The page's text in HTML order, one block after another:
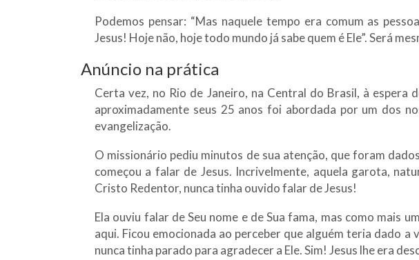
Podemos pensar: “Mas naquele tempo era comum as
Jesus! Hoje não, hoje todo mundo já sabe quem é Ele”. Será
Anúncio na prática
Certa vez, no Rio de Janeiro, na Central do Brasil, à espera
aproximadamente seus 25 anos foi abordada por um dos
evangelização.
O missionário pediu minutos de sua atenção, que foram
começou a falar de Jesus. Incrivelmente, aquela garota,
Cristo Redentor, nunca tinha ouvido falar de Jesus!
Ela ouviu falar de Seu nome e de Sua fama, mas como mais
aqui. Ficou emocionada ao perceber que alguém teria dado a
nunca tinha parado para agradecer a Ele. Sim! Jesus lhe era